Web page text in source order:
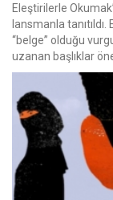
Eleştirilerle
lansmanla
“belge” olduğu
uzanan başlıklar öne